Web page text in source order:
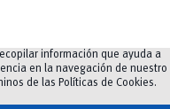
información que ayuda a
en la navegación de nuestro
de las Políticas de Cookies.